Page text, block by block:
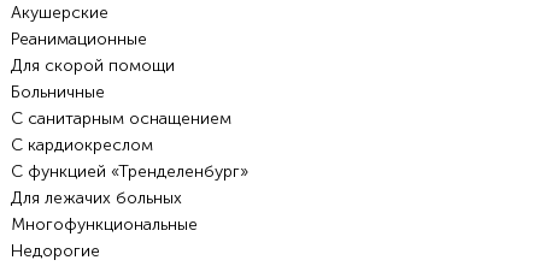
Акушерские
Реанимационные
Для скорой помощи
Больничные
С санитарным оснащением
С кардиокреслом
С функцией «Тренделенбург»
Для лежачих больных
Многофункциональные
Недорогие